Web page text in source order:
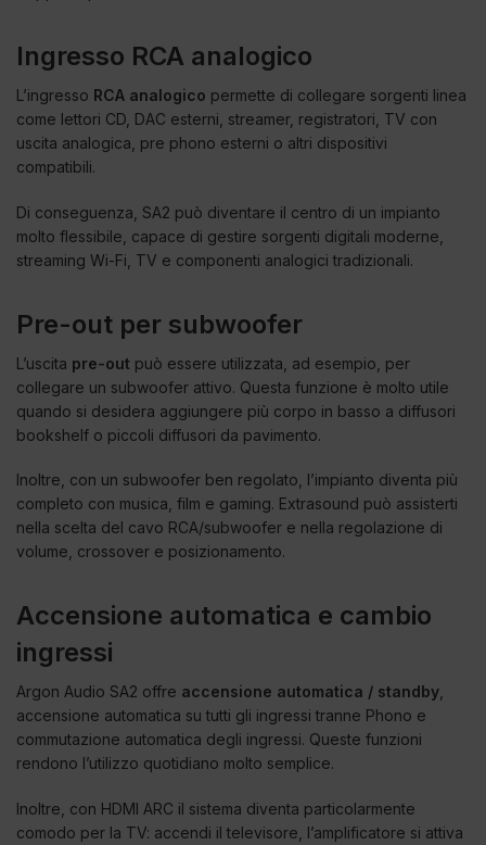
Ingresso RCA analogico
L’ingresso RCA analogico permette di collegare sorgenti linea
come lettori CD, DAC esterni, streamer, registratori, TV con
uscita analogica, pre phono esterni o altri dispositivi
compatibili.
Di conseguenza, SA2 può diventare il centro di un impianto
molto flessibile, capace di gestire sorgenti digitali moderne,
streaming Wi-Fi, TV e componenti analogici tradizionali.
Pre-out per subwoofer
L’uscita pre-out può essere utilizzata, ad esempio, per
collegare un subwoofer attivo. Questa funzione è molto utile
quando si desidera aggiungere più corpo in basso a diffusori
bookshelf o piccoli diffusori da pavimento.
Inoltre, con un subwoofer ben regolato, l’impianto diventa più
completo con musica, film e gaming. Extrasound può assisterti
nella scelta del cavo RCA/subwoofer e nella regolazione di
volume, crossover e posizionamento.
Accensione automatica e cambio
ingressi
Argon Audio SA2 offre accensione automatica / standby
accensione automatica su tutti gli ingressi tranne Phono e
commutazione automatica degli ingressi. Queste funzioni
rendono l’utilizzo quotidiano molto semplice.
Inoltre, con HDMI ARC il sistema diventa particolarmente
comodo per la TV: accendi il televisore, l’amplificatore si attiva